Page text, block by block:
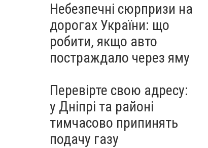
Небезпечні сюрпризи на
дорогах України: що
робити, якщо авто
постраждало через яму
Перевірте свою адресу:
у Дніпрі та районі
тимчасово припинять
подачу газу